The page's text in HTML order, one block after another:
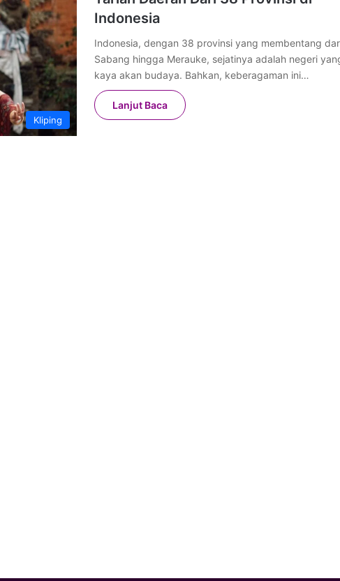
Kliping
Indonesia
Indonesia, dengan 38 provinsi yang membentang
Sabang hingga Merauke, sejatinya adalah negeri
kaya akan budaya. Bahkan, keberagaman ini…
Lanjut Baca